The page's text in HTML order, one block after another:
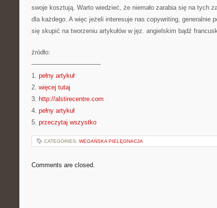
swoje kosztują. Warto wiedzieć, że niemało zarabia się na tych
dla każdego. A więc jeżeli interesuje nas copywriting, generalnie
się skupić na tworzeniu artykułów w jęz. angielskim bądź
źródło:
———————————
1. pełny artykuł
2. więcej tutaj
3. http://alstirecentre.com
4. pełny artykuł
5. przeczytaj wszystko
CATEGORIES: WEGAŃSKA PIELĘGNACJA
Comments are closed.